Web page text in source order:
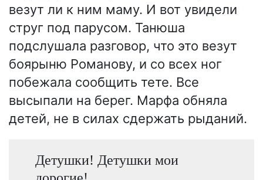
везут ли к ним маму. И вот увидели
струг под парусом. Танюша
подслушала разговор, что это везут
боярыню Романову, и со всех ног
побежала сообщить тете. Все
высыпали на берег. Марфа обняла
детей, не в силах сдержать рыданий.
Детушки! Детушки мои